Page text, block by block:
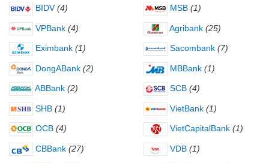
BIDV (4) MSB (1)
VPBank (4) Agribank (25)
Eximbank (1) Sacombank (7)
DongABank (2) MBBank (1)
ABBank (2) SCB (4)
SHB (1) VietBank (1)
OCB (4) VietCapitalBank (1)
CBBank (27) VDB (1)